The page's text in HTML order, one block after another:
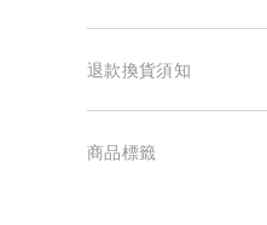
退款換貨須知
商品標籤